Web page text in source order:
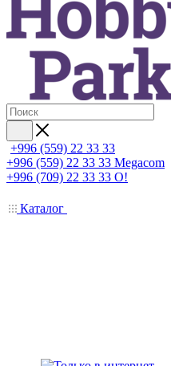
+996 (559) 22 33 33
+996 (559) 22 33 33 Megacom
+996 (709) 22 33 33 O!
Каталог